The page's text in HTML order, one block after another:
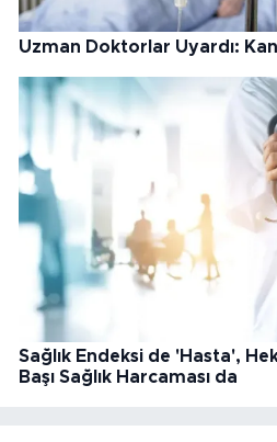
Uzman Doktorlar Uyardı:
Sağlık Endeksi de 'Hasta',
Başı Sağlık Harcaması da